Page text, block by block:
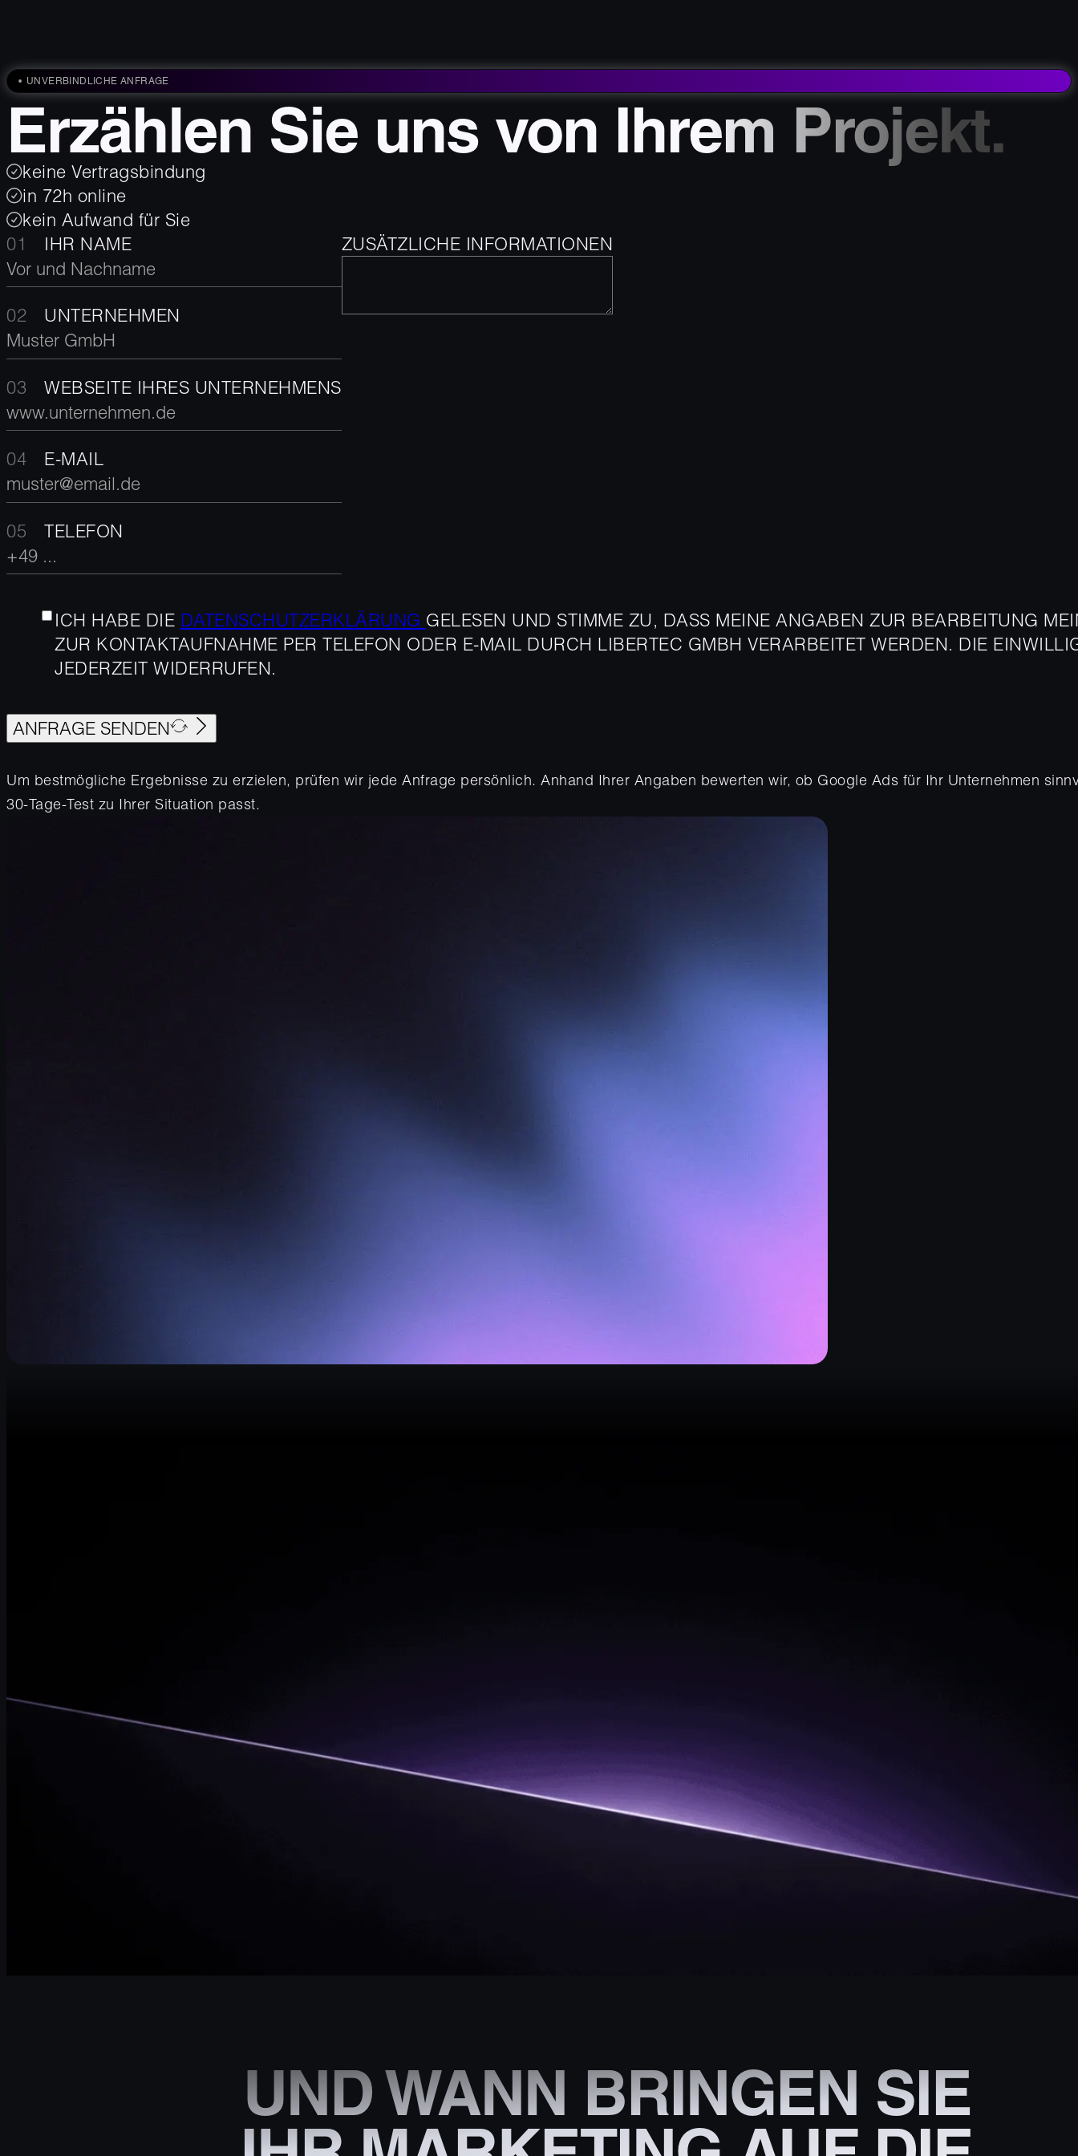
UNVERBINDLICHE ANFRAGE
Erzählen Sie uns von Ihrem Projekt.
keine Vertragsbindung
in 72h online
kein Aufwand für Sie
IHR NAME
UNTERNEHMEN
WEBSEITE IHRES UNTERNEHMENS
E-MAIL
TELEFON
ZUSÄTZLICHE INFORMATIONEN
ICH HABE DIE DATENSCHUTZERKLÄRUNG GELESEN UND STIMME ZU, DASS MEINE ANGABEN ZUR BEARBEITUNG
ZUR KONTAKTAUFNAHME PER TELEFON ODER E-MAIL DURCH LIBERTEC GMBH VERARBEITET WERDEN. DIE
JEDERZEIT WIDERRUFEN.
ANFRAGE SENDEN
Um bestmögliche Ergebnisse zu erzielen, prüfen wir jede Anfrage persönlich. Anhand Ihrer Angaben bewerten wir, ob Google Ads für Ihr Unternehmen
30-Tage-Test zu Ihrer Situation passt.
UND WANN BRINGEN SIE